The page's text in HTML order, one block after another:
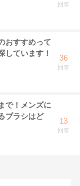
回答
おすすめって
しています！
36
回答
で！メンズに
ブラシはど
13
回答